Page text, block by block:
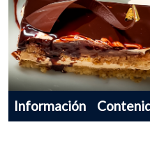
Menu
Información